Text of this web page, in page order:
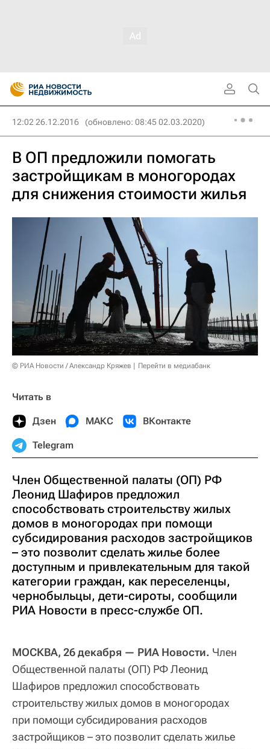
12:02 26.12.2016 (обновлено: 08:45 02.03.2020)
В ОП предложили помогать
застройщикам в моногородах
для снижения стоимости жилья
© РИА Новости / Александр Кряжев Перейти в медиабанк
Читать в
Дзен МАКС ВКонтакте
Telegram
Член Общественной палаты (ОП) РФ
Леонид Шафиров предложил
способствовать строительству жилых
домов в моногородах при помощи
субсидирования расходов застройщиков
– это позволит сделать жилье более
доступным и привлекательным для такой
категории граждан, как переселенцы,
чернобыльцы, дети-сироты, сообщили
РИА Новости в пресс-службе ОП.
МОСКВА, 26 декабря — РИА Новости. Член
Общественной палаты (ОП) РФ Леонид
Шафиров предложил способствовать
строительству жилых домов в моногородах
при помощи субсидирования расходов
застройщиков – это позволит сделать жилье